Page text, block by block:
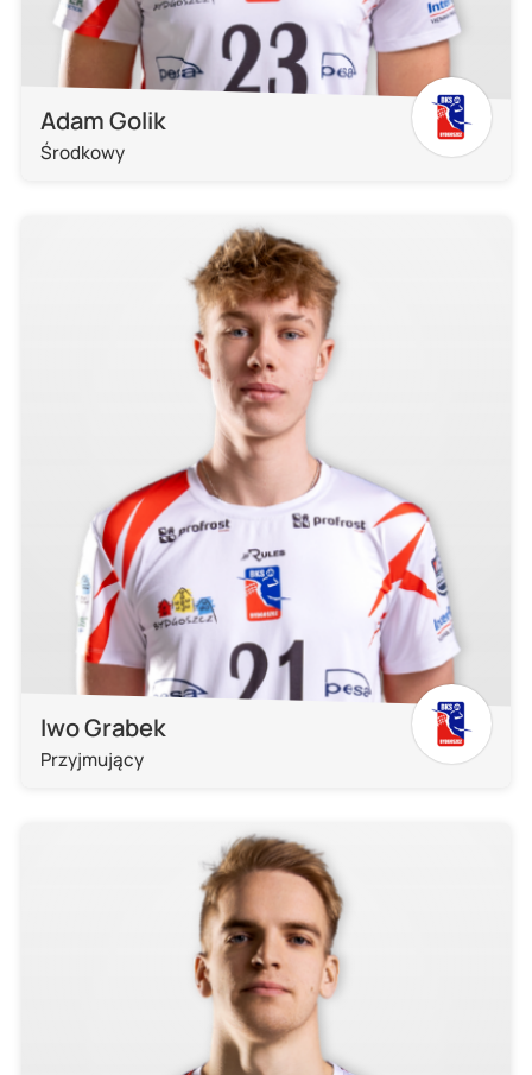
Adam Golik
Środkowy
Iwo Grabek
Przyjmujący